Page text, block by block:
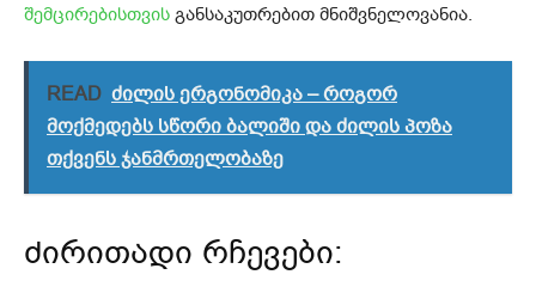
შემცირებისთვის განსაკუთრებით მნიშვნელოვანია.
READ ძილის ერგონომიკა – როგორ
მოქმედებს სწორი ბალიში და ძილის პოზა
თქვენს ჯანმრთელობაზე
ძირითადი რჩევები: